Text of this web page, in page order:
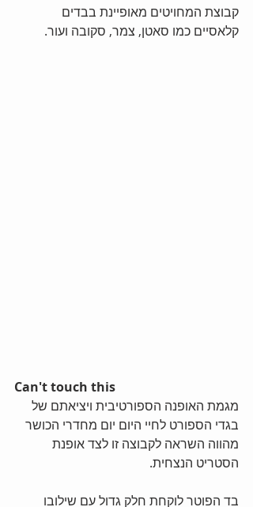
קבוצת המחויטים מאופיינת בבדים
קלאסיים כמו סאטן, צמר, סקובה ועור.
Can't touch this
מגמת האופנה הספורטיבית ויציאתם של
בגדי הספורט לחיי היום יום מחדרי הכושר
מהווה השראה לקבוצה זו לצד אופנת
הסטריט הנצחית.
בד הפוטר לוקחת חלק גדול עם שילובו